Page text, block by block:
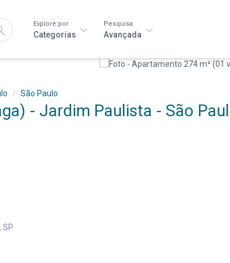
Explore por
Categorias
Pesquisa
Avançada
São Paulo
- Jardim Paulista - São
SP